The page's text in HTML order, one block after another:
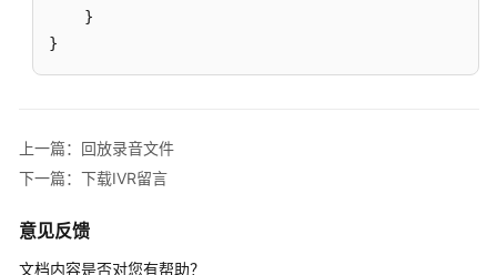
座
作
详
}
}
上一篇：回放录音文件
下一篇：下载IVR留言
意见反馈
文档内容是否对您有帮助？